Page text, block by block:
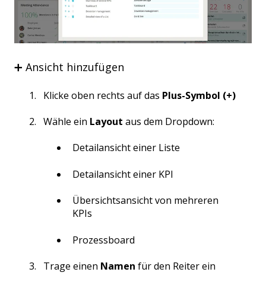
➕ Ansicht hinzufügen
Klicke oben rechts auf das Plus-Symbol (+)
Wähle ein Layout aus dem Dropdown:
Detailansicht einer Liste
Detailansicht einer KPI
Übersichtsansicht von mehreren
KPIs
Prozessboard
Trage einen Namen für den Reiter ein